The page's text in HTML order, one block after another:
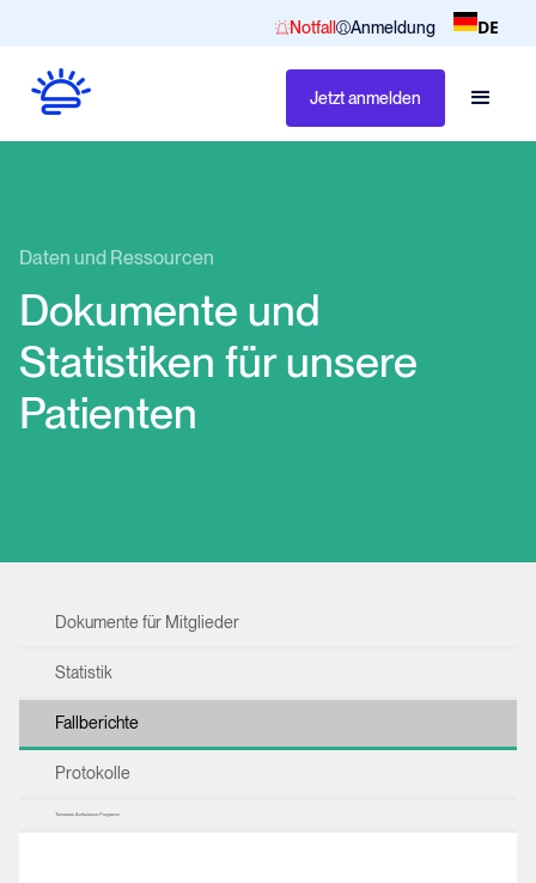
Notfall Anmeldung DE
Jetzt anmelden
Daten und Ressourcen
Dokumente und
Statistiken für unsere
Patienten
Dokumente für Mitglieder
Statistik
Fallberichte
Protokolle
Tomorrow Ambulance Programm